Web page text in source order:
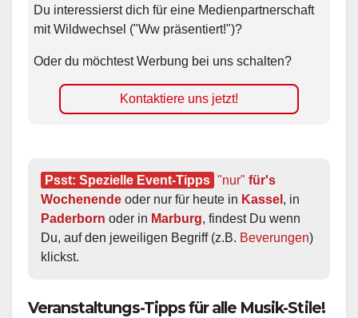
Du interessierst dich für eine Medienpartnerschaft
mit Wildwechsel ("Ww präsentiert!")?
Oder du möchtest Werbung bei uns schalten?
Kontaktiere uns jetzt!
Psst: Spezielle Event-Tipps "nur" für's
Wochenende oder nur für heute in Kassel
Paderborn oder in Marburg, findest Du wenn
Du, auf den jeweiligen Begriff (z.B. Beverungen)
klickst.
Veranstaltungs-Tipps für alle Musik-Stile!